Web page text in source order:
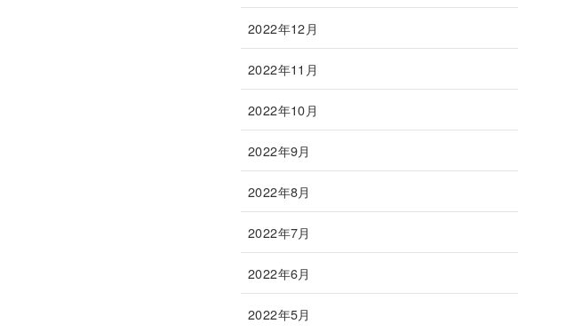
2022年12月
2022年11月
2022年10月
2022年9月
2022年8月
2022年7月
2022年6月
2022年5月